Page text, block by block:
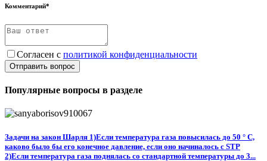
Комментарий*
Согласен с политикой конфиденциальности
Отправить вопрос
Популярные вопросы в разделе
Задачи на закон Шарля 1)Если температура газа повысилась до 50 ° C,
каково было бы его конечное давление, если оно начиналось с STP
2)Если температура газа поднялась со стандартной температуры до 3...